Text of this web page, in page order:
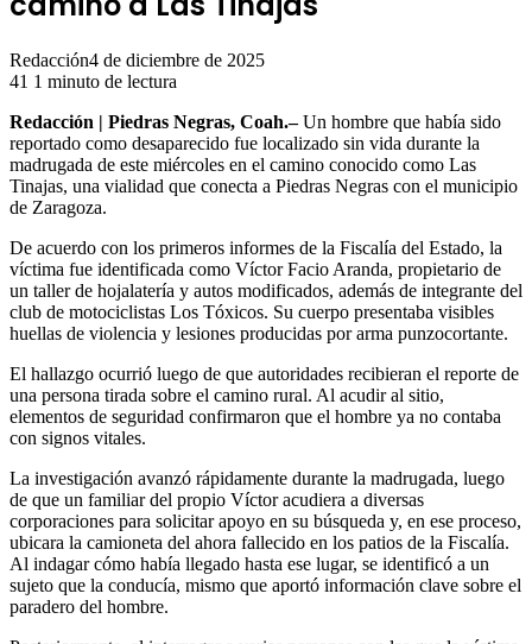
Redacción4 de diciembre de 2025
41 1 minuto de lectura
Redacción | Piedras Negras, Coah.–Un hombre que había sido
reportado como desaparecido fue localizado sin vida durante la
madrugada de este miércoles en el camino conocido como Las
Tinajas, una vialidad que conecta a Piedras Negras con el municipio
de Zaragoza.
De acuerdo con los primeros informes de la Fiscalía del Estado, la
víctima fue identificada como Víctor Facio Aranda, propietario de
un taller de hojalatería y autos modificados, además de integrante del
club de motociclistas Los Tóxicos. Su cuerpo presentaba visibles
huellas de violencia y lesiones producidas por arma punzocortante.
El hallazgo ocurrió luego de que autoridades recibieran el reporte de
una persona tirada sobre el camino rural. Al acudir al sitio,
elementos de seguridad confirmaron que el hombre ya no contaba
con signos vitales.
La investigación avanzó rápidamente durante la madrugada, luego
de que un familiar del propio Víctor acudiera a diversas
corporaciones para solicitar apoyo en su búsqueda y, en ese proceso,
ubicara la camioneta del ahora fallecido en los patios de la Fiscalía.
Al indagar cómo había llegado hasta ese lugar, se identificó a un
sujeto que la conducía, mismo que aportó información clave sobre el
paradero del hombre.